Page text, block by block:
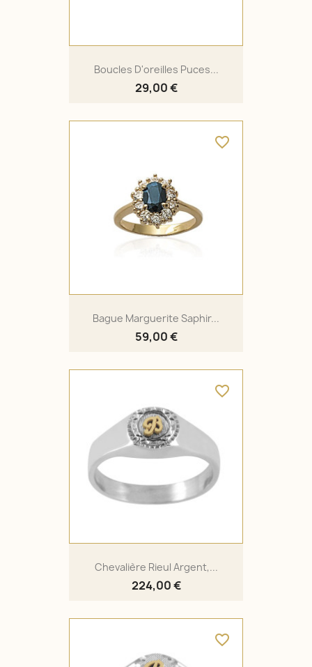
Boucles D'oreilles Puces...
29,00 €
Bague Marguerite Saphir...
59,00 €
favorite_border
Chevalière Rieul Argent,...
224,00 €
favorite_border
favorite_border